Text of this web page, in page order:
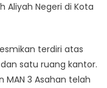
Aliyah Negeri di Kota
terdiri atas
satu ruang kantor.
3 Asahan telah